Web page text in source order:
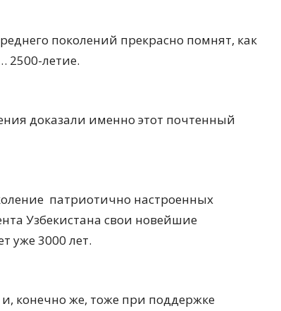
поколений прекрасно помнят, как
2500-летие.
доказали именно этот почтенный
патриотично настроенных
Узбекистана свои новейшие
уже 3000 лет.
конечно же, тоже при поддержке